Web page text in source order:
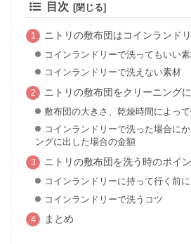
目次
ニトリの敷布団はコインランド
コインランドリーで洗ってもいい
コインランドリーで洗えない素材
ニトリの敷布団をクリーニング
敷布団の大きさ、乾燥時間によっ
コインランドリーで洗った場合に
ングに出した場合の金額
ニトリの敷布団を洗う時のポイ
コインランドリーに持って行く前に
コインランドリーで洗うコツ
まとめ